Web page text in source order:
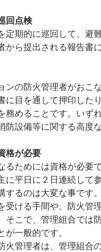
回点検
期的に巡回して、避
から提出される報告書
の防火管理者がおこ
に目を通して押印した
務めることです。いず
防設備等に関する高度
格が必要
ためには資格が必要
に平日に２日連続して
するのは大変な事です。
ける手間や、防火管
そこで、管理組合では
が一般的です。
管理者は、管理組合